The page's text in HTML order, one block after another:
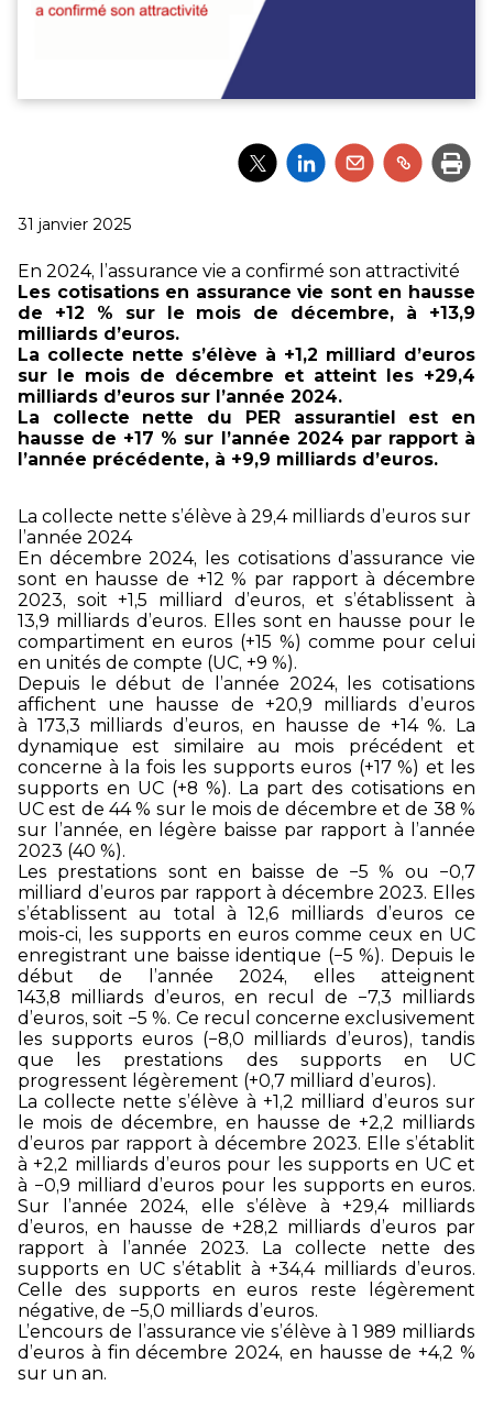
Partager
l'article
Partager
l'article
Partager
l'article
Partager
l'article
Publié
31 janvier 2025
En 2024, l’assurance vie a confirmé son attractivité
Les cotisations en assurance vie sont en hausse
de +12 % sur le mois de décembre, à +13,9
milliards d’euros.
La collecte nette s’élève à +1,2 milliard d’euros
sur le mois de décembre et atteint les +29,4
milliards d’euros sur l’année 2024.
La collecte nette du PER assurantiel est en
hausse de +17 % sur l’année 2024 par rapport à
l’année précédente, à +9,9 milliards d’euros.
La collecte nette s’élève à 29,4 milliards d’euros sur
l’année 2024
En décembre 2024, les cotisations d’assurance vie
sont en hausse de +12 % par rapport à décembre
2023, soit +1,5 milliard d’euros, et s’établissent à
13,9 milliards d’euros. Elles sont en hausse pour le
compartiment en euros (+15 %) comme pour celui
en unités de compte (UC, +9 %).
Depuis le début de l’année 2024, les cotisations
affichent une hausse de +20,9 milliards d’euros
à 173,3 milliards d’euros, en hausse de +14 %. La
dynamique est similaire au mois précédent et
concerne à la fois les supports euros (+17 %) et les
supports en UC (+8 %). La part des cotisations en
UC est de 44 % sur le mois de décembre et de 38 %
sur l’année, en légère baisse par rapport à l’année
2023 (40 %).
Les prestations sont en baisse de −5 % ou −0,7
milliard d’euros par rapport à décembre 2023. Elles
s’établissent au total à 12,6 milliards d’euros ce
mois-ci, les supports en euros comme ceux en UC
enregistrant une baisse identique (−5 %). Depuis le
début de l’année 2024, elles atteignent
143,8 milliards d’euros, en recul de −7,3 milliards
d’euros, soit −5 %. Ce recul concerne exclusivement
les supports euros (−8,0 milliards d’euros), tandis
que les prestations des supports en UC
progressent légèrement (+0,7 milliard d’euros).
La collecte nette s’élève à +1,2 milliard d’euros sur
le mois de décembre, en hausse de +2,2 milliards
d’euros par rapport à décembre 2023. Elle s’établit
à +2,2 milliards d’euros pour les supports en UC et
à −0,9 milliard d’euros pour les supports en euros.
Sur l’année 2024, elle s’élève à +29,4 milliards
d’euros, en hausse de +28,2 milliards d’euros par
rapport à l’année 2023. La collecte nette des
supports en UC s’établit à +34,4 milliards d’euros.
Celle des supports en euros reste légèrement
négative, de −5,0 milliards d’euros.
L’encours de l’assurance vie s’élève à 1 989 milliards
d’euros à fin décembre 2024, en hausse de +4,2 %
sur un an.